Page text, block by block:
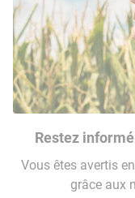
Restez
Vous êtes avertis
grâce aux